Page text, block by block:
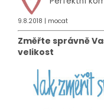
9.8.2018 | mocat
Změřte správně
velikost